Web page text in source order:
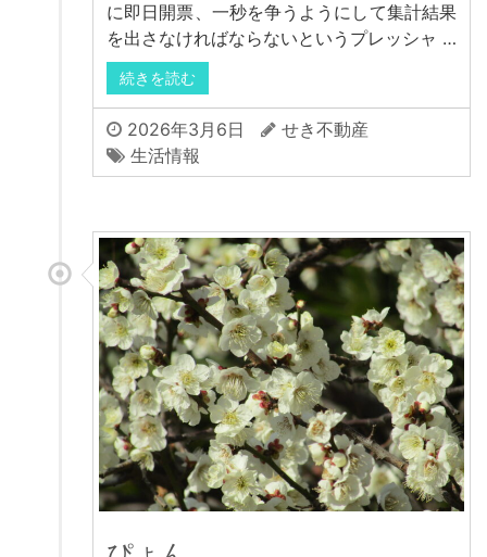
に即日開票、一秒を争うようにして集計結果
を出さなければならないというプレッシャ …
続きを読む
2026年3月6日
せき不動産
生活情報